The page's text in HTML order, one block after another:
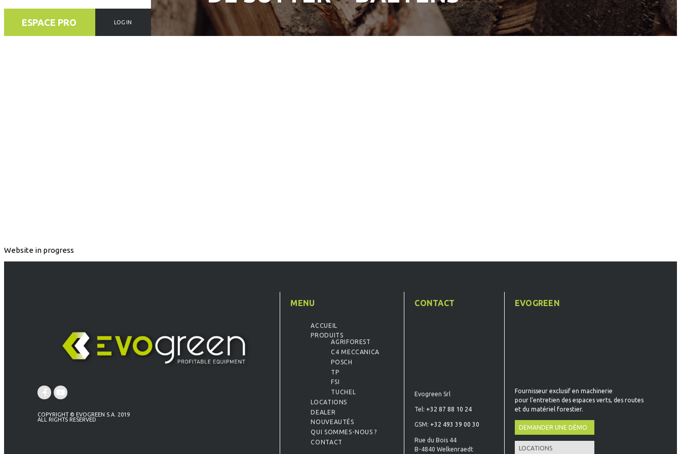
ESPACE PRO LOG IN
Website in progress
COPYRIGHT © EVOGREEN S.A. 2019
ALL RIGHTS RESERVED
MENU
ACCUEIL
PRODUITS
AGRIFOREST
C4 MECCANICA
POSCH
TP
FSI
TUCHEL
LOCATIONS
DEALER
NOUVEAUTÉS
QUI SOMMES-NOUS ?
CONTACT
CONTACT
Evogreen Srl
Tel: +32 87 88 10 24
GSM: +32 493 39 00 30
Rue du Bois 44
B-4840 Welkenraedt
EVOGREEN
Fournisseur exclusif en machinerie
pour l’entretien des espaces verts, des routes
et du matériel forestier.
DEMANDER UNE DÉMO
LOCATIONS